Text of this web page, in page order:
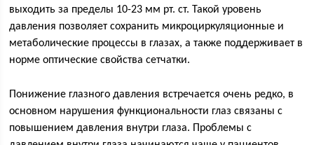
выходить за пределы 10-23 мм рт. ст. Такой уровень
давления позволяет сохранить микроциркуляционные и
метаболические процессы в глазах, а также поддерживает в
норме оптические свойства сетчатки.
Понижение глазного давления встречается очень редко, в
основном нарушения функциональности глаз связаны с
повышением давления внутри глаза. Проблемы с